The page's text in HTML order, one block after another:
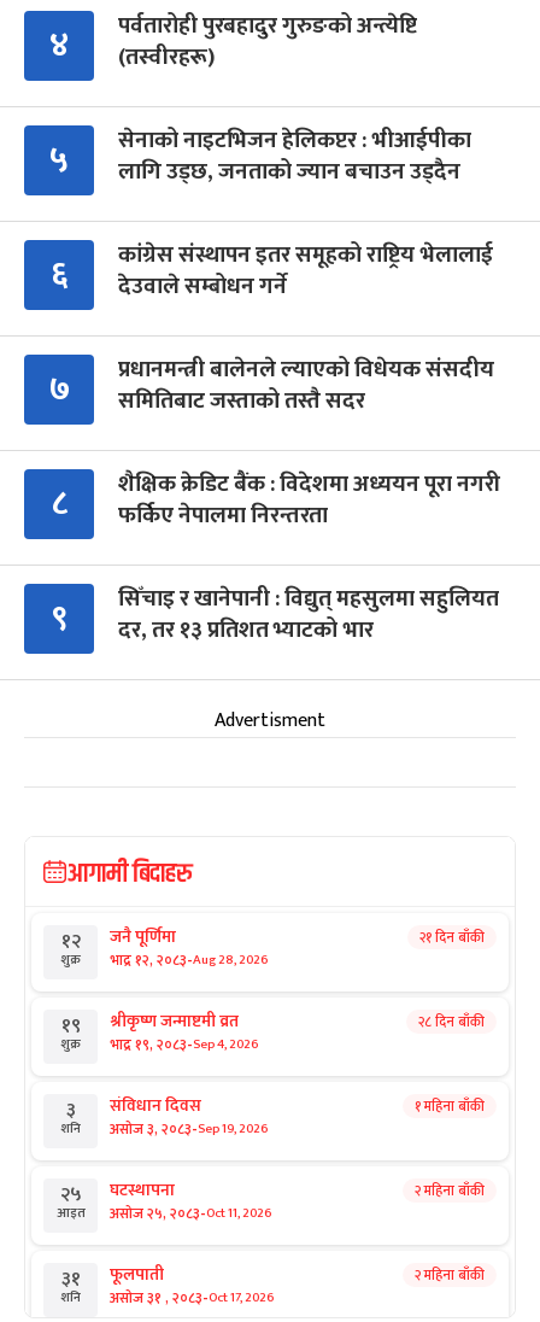
४
पर्वतारोही पुरबहादुर गुरुङको अन्त्येष्टि
(तस्वीरहरू)
५
सेनाको नाइटभिजन हेलिकप्टर : भीआईपीका
लागि उड्छ, जनताको ज्यान बचाउन उड्दैन
६
कांग्रेस संस्थापन इतर समूहको राष्ट्रिय भेलालाई
देउवाले सम्बोधन गर्ने
७
प्रधानमन्त्री बालेनले ल्याएको विधेयक संसदीय
समितिबाट जस्ताको तस्तै सदर
८
शैक्षिक क्रेडिट बैंक : विदेशमा अध्ययन पूरा नगरी
फर्किए नेपालमा निरन्तरता
९
सिँचाइ र खानेपानी : विद्युत् महसुलमा सहुलियत
दर, तर १३ प्रतिशत भ्याटको भार
Advertisment
आगामी बिदाहरु
१२
शुक्र
जनै पूर्णिमा
भाद्र १२, २०८३-Aug 28, 2026
२१ दिन बाँकी
१९
शुक्र
श्रीकृष्ण जन्माष्टमी व्रत
भाद्र १९, २०८३-Sep 4, 2026
२८ दिन बाँकी
३
शनि
संविधान दिवस
असोज ३, २०८३-Sep 19, 2026
१ महिना बाँकी
२५
आइत
घटस्थापना
असोज २५, २०८३-Oct 11, 2026
२ महिना बाँकी
३१
शनि
फूलपाती
असोज ३१ , २०८३-Oct 17, 2026
२ महिना बाँकी